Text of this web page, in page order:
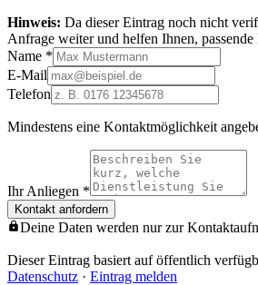
Hinweis: Da dieser Eintrag noch nicht
Anfrage weiter und helfen Ihnen, passende
Name *
E-Mail
Telefon
Mindestens eine Kontaktmöglichkeit
Ihr Anliegen *
Kontakt anfordern
Deine Daten werden nur zur
Dieser Eintrag basiert auf öffentlich
Datenschutz · Eintrag melden